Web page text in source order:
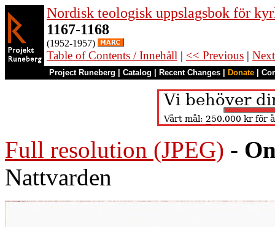
Nordisk teologisk uppslagsbok för
1167-1168
(1952-1957)
Table of Contents / Innehåll | << Previous |
Project Runeberg Catalog Recent Changes Donate
Full resolution (JPEG) -
Nattvarden